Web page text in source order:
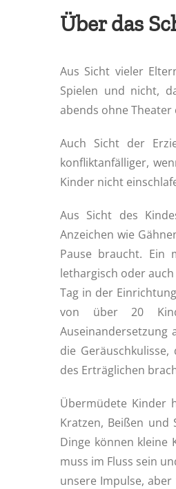
Über das
Aus Sicht vieler
Spielen und nicht,
abends ohne Theater
Auch Sicht der
konfliktanfälliger,
Kinder nicht
Aus Sicht des
Anzeichen wie
Pause braucht. Ein
lethargisch oder
Tag in der
von über 20
Auseinandersetzung
die
des Erträglichen
Übermüdete Kinder
Kratzen, Beißen und
Dinge können kleine
muss im Fluss sein
unsere Impulse,